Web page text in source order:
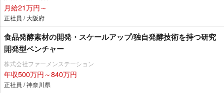
月給21万円～
正社員 / 大阪府
食品発酵素材の開発・スケールアップ/独自発酵技術を持つ研究
開発型ベンチャー
株式会社ファーメンステーション
年収500万円～840万円
正社員 / 神奈川県